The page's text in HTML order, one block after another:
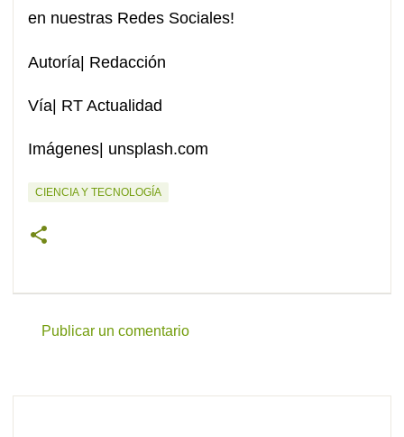
en nuestras Redes Sociales!
Autoría| Redacción
Vía| RT Actualidad
Imágenes| unsplash.com
CIENCIA Y TECNOLOGÍA
Publicar un comentario